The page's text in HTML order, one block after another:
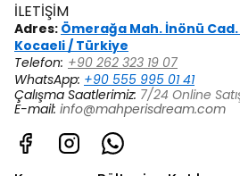
İLETİŞİM
Adres: Ömerağa Mah. İnönü Cad.
Kocaeli / Türkiye
Telefon: +90 262 323 19 07
WhatsApp: +90 555 995 01 41
Çalışma Saatlerimiz: 7/24 Online
E-mail: info@mahperisdream.com